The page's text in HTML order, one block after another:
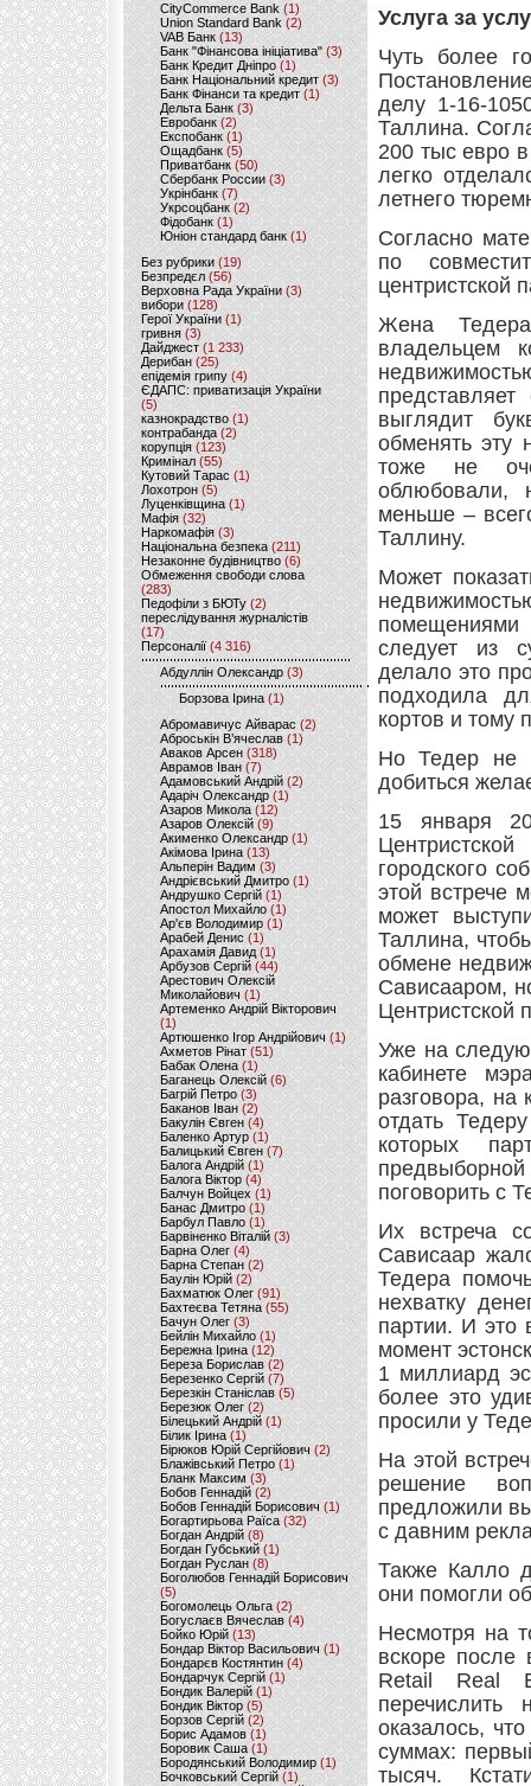
CityCommerce Bank (1)
Union Standard Bank (2)
VAB Банк (13)
Банк "Фінансова ініціатива" (3)
Банк Кредит Дніпро (1)
Банк Національний кредит (3)
Банк Фінанси та кредит (1)
Дельта Банк (3)
Евробанк(2)
Експобанк (1)
Ощадбанк(5)
Приватбанк (50)
Сбербанк России (3)
Укрінбанк(7)
Укрсоцбанк (2)
Фідобанк (1)
Юніон стандард банк(1)
Без рубрики (19)
Безпредєл(56)
Верховна Рада України (3)
вибори(128)
Герої України(1)
гривня (3)
Дайджест (1 233)
Дерибан (25)
епідемія грипу (4)
ЄДАПС: приватизація України
(5)
казнокрадство (1)
контрабанда (2)
корупція (123)
Кримінал (55)
Кутовий Тарас (1)
Лохотрон(5)
Луценківщина (1)
Мафія (32)
Наркомафія (3)
Національна безпека (211)
Незаконне будівництво(6)
Обмеження свободи слова
(283)
Педофіли з БЮТу (2)
переслідування журналістів
(17)
Персоналії (4 316)
Абдуллін Олександр (3)
Борзова Ірина(1)
Абромавичус Айварас (2)
Аброськін В’ячеслав(1)
Аваков Арсен (318)
Аврамов Іван (7)
Адамовський Андрій(2)
Адаріч Олександр (1)
Азаров Микола (12)
Азаров Олексій (9)
Акименко Олександр(1)
Акімова Ірина(13)
Альперін Вадим (3)
Андрієвський Дмитро(1)
Андрушко Сергій(1)
Апостол Михайло(1)
Ар'єв Володимир (1)
Арабей Денис(1)
Арахамія Давид (1)
Арбузов Сергій (44)
Арестович Олексій
Миколайович(1)
Артеменко Андрій Вікторович
(1)
Артюшенко Ігор Андрійович(1)
Ахметов Рінат(51)
Бабак Олена(1)
Баганець Олексій(6)
Багрій Петро (3)
Баканов Іван(2)
Бакулін Євген (4)
Баленко Артур(1)
Балицький Євген(7)
Балога Андрій (1)
Балога Віктор (4)
Балчун Войцех (1)
Банас Дмитро (1)
Барбул Павло(1)
Барвіненко Віталій(3)
Барна Олег (4)
Барна Степан (2)
Баулін Юрій (2)
Бахматюк Олег (91)
Бахтеєва Тетяна(55)
Бачун Олег (3)
Бейлін Михайло (1)
Бережна Ірина(12)
Береза Борислав(2)
Березенко Сергій (7)
Березкін Станіслав (5)
Березюк Олег(2)
Білецький Андрій (1)
Білик Ірина (1)
Бірюков Юрій Сергійович (2)
Блажівський Петро (1)
Бланк Максим(3)
Бобов Геннадій (2)
Бобов Геннадій Борисович (1)
Богартирьова Раїса (32)
Богдан Андрій(8)
Богдан Губський (1)
Богдан Руслан(8)
Боголюбов Геннадій Борисович
(5)
Богомолець Ольга (2)
Богуслаєв Вячеслав (4)
Бойко Юрій (13)
Бондар Віктор Васильович (1)
Бондарєв Костянтин (4)
Бондарчук Сергій(1)
Бондик Валерій (1)
Бондик Віктор(5)
Борзов Сергiй (2)
Борис Адамов(1)
Боровик Саша (1)
Бородянський Володимир (1)
Бочковський Сергій (1)
Услуга за
Чуть более
делу 1-16-
Таллина.
200 тыс евро
легко
летнего
Согласно
по
центристской
Жена
владельцем
выглядит
обменять эту
тоже не
облюбовали,
меньше –
Таллину.
Может
помещениями
следует из
делало это
подходила
кортов и тому
Но Тедер не
добиться
15 января
городского
этой встрече
может
Таллина,
обмене
Сависааром,
Центристской
Уже на
кабинете
разговора,
отдать
которых
поговорить с
Их встреча
Сависаар
Тедера
нехватку
партии. И это
момент
1 миллиард
более это
просили у
На этой
решение
предложили
с давним
Также Калло
они помогли
Несмотря на
вскоре после
Retail Real
оказалось,
суммах:
тысяч.